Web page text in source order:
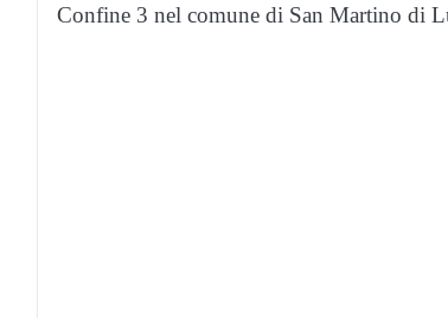
Confine 3 nel comune di San Martino di